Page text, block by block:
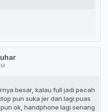
besar, kalau full jadi pecah
pun suka jer dan lagi puas
ok, handphone lagi senang